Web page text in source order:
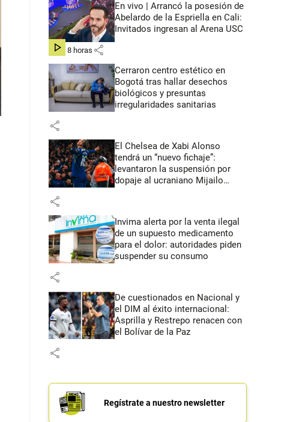
En vivo | Arrancó la posesión de
Abelardo de la Espriella en Cali:
Invitados ingresan al Arena USC
hace 8 horas share
Cerraron centro estético en
Bogotá tras hallar desechos
biológicos y presuntas
irregularidades sanitarias
share
El Chelsea de Xabi Alonso
tendrá un “nuevo fichaje”:
levantaron la suspensión por
dopaje al ucraniano Mijailo
share
Invima alerta por la venta ilegal
de un supuesto medicamento
para el dolor: autoridades piden
suspender su consumo
share
De cuestionados en Nacional y
el DIM al éxito internacional:
Asprilla y Restrepo renacen con
el Bolívar de la Paz
share
Regístrate a nuestro newsletter